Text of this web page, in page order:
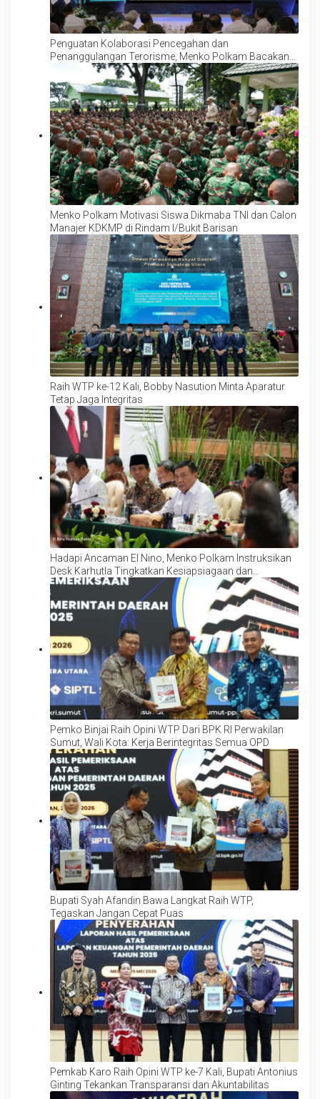
Penguatan Kolaborasi Pencegahan dan
Penanggulangan Terorisme, Menko Polkam Bacakan
Gurindam Dua Belas
Menko Polkam Motivasi Siswa Dikmaba TNI dan Calon
Manajer KDKMP di Rindam I/Bukit Barisan
Raih WTP ke-12 Kali, Bobby Nasution Minta Aparatur
Tetap Jaga Integritas
Hadapi Ancaman El Nino, Menko Polkam Instruksikan
Desk Karhutla Tingkatkan Kesiapsiagaan dan
Pencegahan
Pemko Binjai Raih Opini WTP Dari BPK RI Perwakilan
Sumut, Wali Kota: Kerja Berintegritas Semua OPD
Bupati Syah Afandin Bawa Langkat Raih WTP,
Tegaskan Jangan Cepat Puas
Pemkab Karo Raih Opini WTP ke-7 Kali, Bupati Antonius
Ginting Tekankan Transparansi dan Akuntabilitas